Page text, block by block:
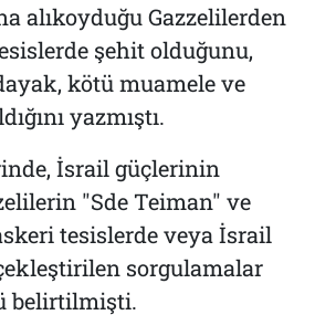
alıkoyduğu Gazzelilerden
şehit olduğunu,
kötü muamele ve
yazmıştı.
İsrail güçlerinin
"Sde Teiman" ve
tesislerde veya İsrail
sorgulamalar
belirtilmişti.